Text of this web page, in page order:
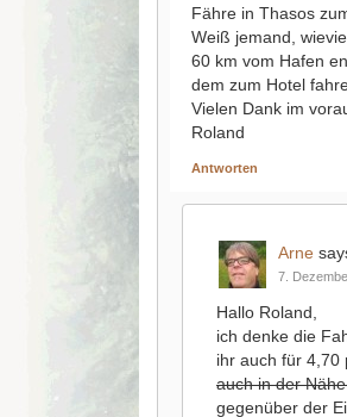
Fähre in Thasos
Weiß jemand,
60 km vom Hafen
dem zum Hotel
Vielen Dank im
Roland
Antworten
Arne
7.
Hallo Roland,
ich denke die
ihr auch für 4,70
auch in der
gegenüber der